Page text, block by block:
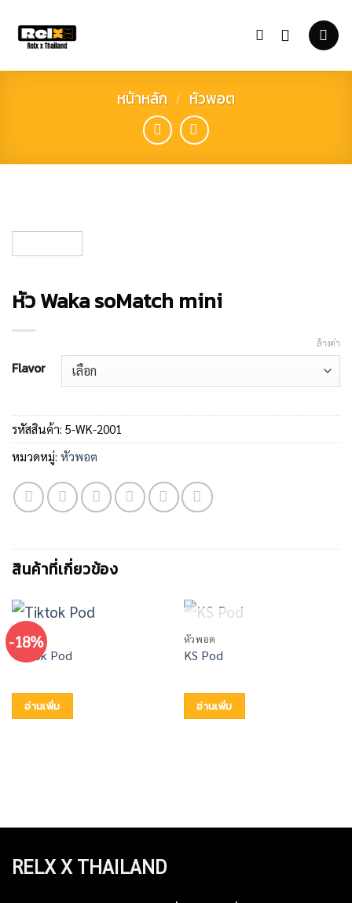
หน้าหลัก / หัวพอต
หัว Waka soMatch mini
Flavor
ล้างค่า
รหัสสินค้า: 5-WK-2001
หมวดหมู่: หัวพอต
สินค้าที่เกี่ยวข้อง
-18%
หัวพอต
Tiktok Pod
อ่านเพิ่ม
หัวพอต
KS Pod
อ่านเพิ่ม
RELX X THAILAND